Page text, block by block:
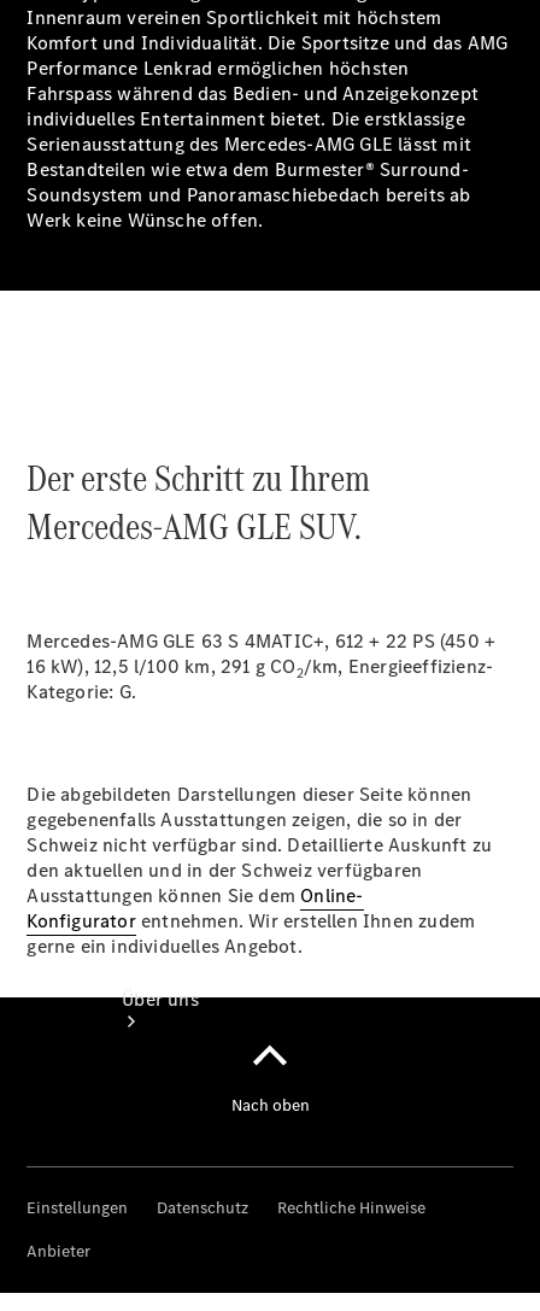
Übersicht
Collection
Betriebsanleitungen
Über uns
Ansprechpartner
Innenraum vereinen Sportlichkeit mit höchstem
Komfort und Individualität. Die Sportsitze und das AMG
Performance Lenkrad ermöglichen höchsten
Fahrspass während das Bedien- und Anzeigekonzept
individuelles Entertainment bietet. Die erstklassige
Serienausstattung des Mercedes-AMG GLE lässt mit
Bestandteilen wie etwa dem Burmester® Surround-
Soundsystem und Panoramaschiebedach bereits ab
Werk keine Wünsche offen.
Der erste Schritt zu Ihrem
Mercedes-AMG GLE SUV.
Mercedes-AMG GLE 63 S 4MATIC+, 612 + 22 PS (450 +
16 kW), 12,5 l/100 km, 291 g CO2/km, Energieeffizienz-
Kategorie: G.
Die abgebildeten Darstellungen dieser Seite können
gegebenenfalls Ausstattungen zeigen, die so in der
Schweiz nicht verfügbar sind. Detaillierte Auskunft zu
den aktuellen und in der Schweiz verfügbaren
Ausstattungen können Sie dem Online-
Konfiguratorentnehmen. Wir erstellen Ihnen zudem
gerne ein individuelles Angebot.